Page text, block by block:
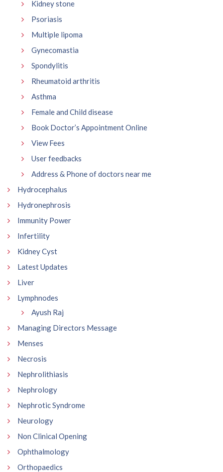
Kidney stone
Psoriasis
Multiple lipoma
Gynecomastia
Spondylitis
Rheumatoid arthritis
Asthma
Female and Child disease
Book Doctor’s Appointment Online
View Fees
User feedbacks
Address & Phone of doctors near me
Hydrocephalus
Hydronephrosis
Immunity Power
Infertility
Kidney Cyst
Latest Updates
Liver
Lymphnodes
Ayush Raj
Managing Directors Message
Menses
Necrosis
Nephrolithiasis
Nephrology
Nephrotic Syndrome
Neurology
Non Clinical Opening
Ophthalmology
Orthopaedics